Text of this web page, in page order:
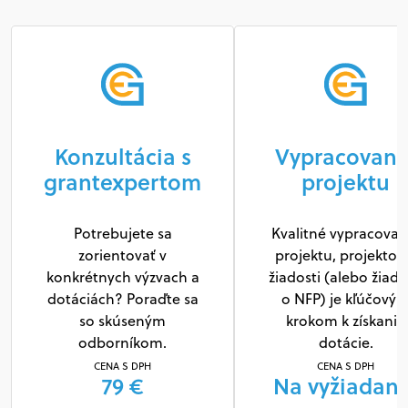
Konzultácia s
grantexpertom
Potrebujete sa
zorientovať v
konkrétnych výzvach a
dotáciách? Poraďte sa
so skúseným
odborníkom.
CENA S DPH
79 €
projektu
Kvalitné
projektu,
žiadosti (alebo
o NFP) je
krokom k získaniu
dotácie.
CENA S DPH
Na